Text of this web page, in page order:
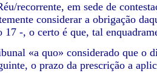
em sede de
considerar a obrigação
-, o certo é que, tal
«a quo» considerado que o
o prazo da prescrição a